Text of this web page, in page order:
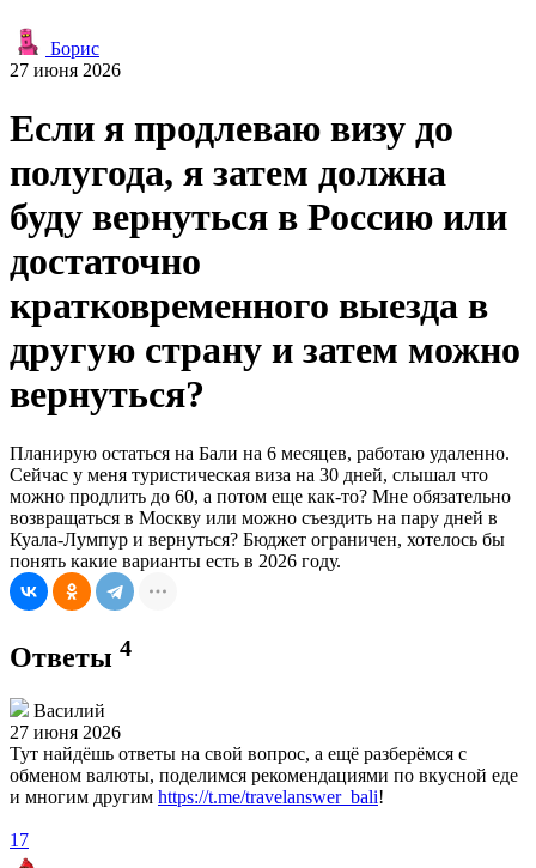
Борис
27 июня 2026
Если я продлеваю визу до
полугода, я затем должна
буду вернуться в Россию или
достаточно
кратковременного выезда в
другую страну и затем можно
вернуться?
Планирую остаться на Бали на 6 месяцев, работаю удаленно.
Сейчас у меня туристическая виза на 30 дней, слышал что
можно продлить до 60, а потом еще как-то? Мне обязательно
возвращаться в Москву или можно съездить на пару дней в
Куала-Лумпур и вернуться? Бюджет ограничен, хотелось бы
понять какие варианты есть в 2026 году.
Ответы 4
Василий
27 июня 2026
Тут найдёшь ответы на свой вопрос, а ещё разберёмся с
обменом валюты, поделимся рекомендациями по вкусной еде
и многим другим https://t.me/travelanswer_bali!
17